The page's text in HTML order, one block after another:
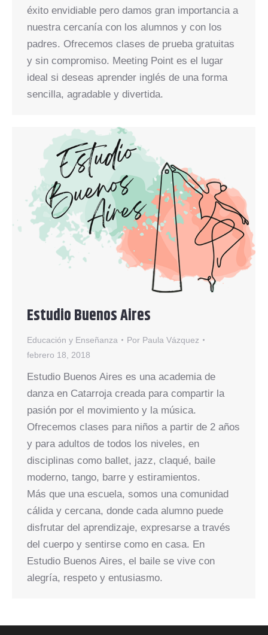
éxito envidiable pero damos gran importancia a
nuestra cercanía con los alumnos y con los
padres. Ofrecemos clases de prueba gratuitas
y sin compromiso. Meeting Point es el lugar
ideal si deseas aprender inglés de una forma
sencilla, agradable y divertida.
Estudio Buenos Aires
Educación y Enseñanza Por Paula Vázquez
febrero 18, 2018
Estudio Buenos Aires es una academia de
danza en Catarroja creada para compartir la
pasión por el movimiento y la música.
Ofrecemos clases para niños a partir de 2 años
y para adultos de todos los niveles, en
disciplinas como ballet, jazz, claqué, baile
moderno, tango, barre y estiramientos.
Más que una escuela, somos una comunidad
cálida y cercana, donde cada alumno puede
disfrutar del aprendizaje, expresarse a través
del cuerpo y sentirse como en casa. En
Estudio Buenos Aires, el baile se vive con
alegría, respeto y entusiasmo.